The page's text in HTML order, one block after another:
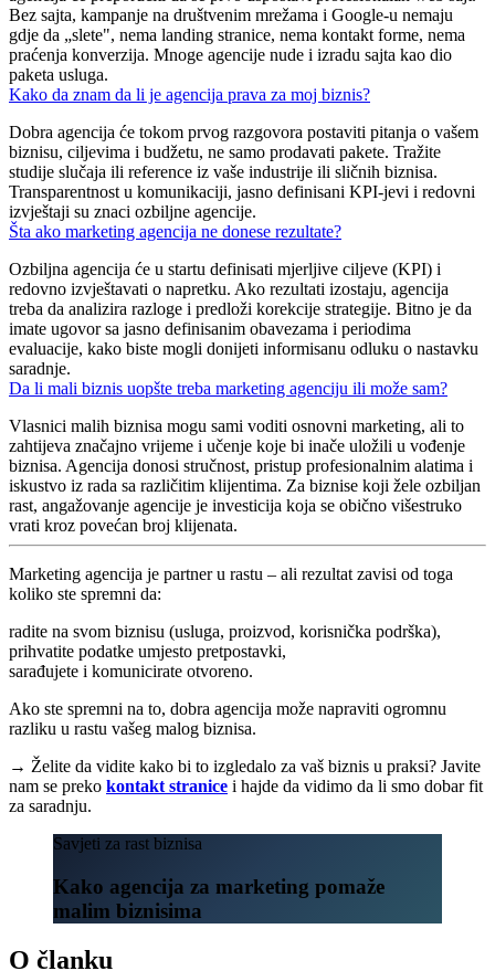
Bez sajta, kampanje na društvenim mrežama i Google-u nemaju
gdje da „slete", nema landing stranice, nema kontakt forme, nema
praćenja konverzija. Mnoge agencije nude i izradu sajta kao dio
paketa usluga.
Kako da znam da li je agencija prava za moj biznis?
Dobra agencija će tokom prvog razgovora postaviti pitanja o vašem
biznisu, ciljevima i budžetu, ne samo prodavati pakete. Tražite
studije slučaja ili reference iz vaše industrije ili sličnih biznisa.
Transparentnost u komunikaciji, jasno definisani KPI-jevi i redovni
izvještaji su znaci ozbiljne agencije.
Šta ako marketing agencija ne donese rezultate?
Ozbiljna agencija će u startu definisati mjerljive ciljeve (KPI) i
redovno izvještavati o napretku. Ako rezultati izostaju, agencija
treba da analizira razloge i predloži korekcije strategije. Bitno je da
imate ugovor sa jasno definisanim obavezama i periodima
evaluacije, kako biste mogli donijeti informisanu odluku o nastavku
saradnje.
Da li mali biznis uopšte treba marketing agenciju ili može sam?
Vlasnici malih biznisa mogu sami voditi osnovni marketing, ali to
zahtijeva značajno vrijeme i učenje koje bi inače uložili u vođenje
biznisa. Agencija donosi stručnost, pristup profesionalnim alatima i
iskustvo iz rada sa različitim klijentima. Za biznise koji žele ozbiljan
rast, angažovanje agencije je investicija koja se obično višestruko
vrati kroz povećan broj klijenata.
Marketing agencija je partner u rastu – ali rezultat zavisi od toga
koliko ste spremni da:
radite na svom biznisu (usluga, proizvod, korisnička podrška),
prihvatite podatke umjesto pretpostavki,
sarađujete i komunicirate otvoreno.
Ako ste spremni na to, dobra agencija može napraviti ogromnu
razliku u rastu vašeg malog biznisa.
→ Želite da vidite kako bi to izgledalo za vaš biznis u praksi? Javite
nam se preko kontakt stranice i hajde da vidimo da li smo dobar fit
za saradnju.
Savjeti za rast biznisa
Kako agencija za marketing pomaže
malim biznisima
O članku